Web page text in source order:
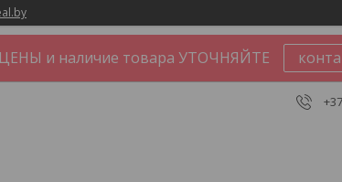
ЦЕНЫ и наличие товара УТОЧНЯЙТЕ